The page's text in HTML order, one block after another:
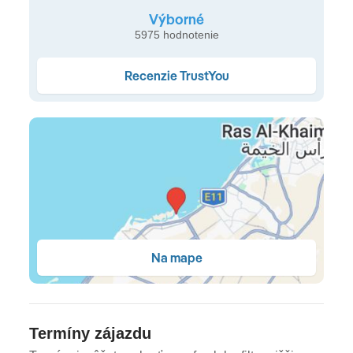
prvých víl nad vodou v celom emiráte • každá izba je
eko-svätyňou, zariadenou v absolútnej harmónii s
balkón alebo terasu so sedením • individuálne
ovládateľná klimatizácia • falt-screen TV • trezor •
kúpeľňa • sušič vlasov • set na prípravu kávy a čaju
(47 m² • elegantne zariadená izba s
priestranným balkónom orientovaným do
udržiavaných záhrad • max. 2 dospelé osoby a 2
deti) •Izba Premier s výhľadom do záhrady (terasa)
(47 m² • izba situovaná na prízemí s priamym
• max. 2 dospelé osoby a 2 deti) •
Výborné
5975 hodnotenie
Recenzie TrustYou
Na mape
Termíny zájazdu